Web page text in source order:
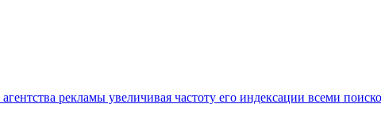
рекламы увеличивая частоту его индексации всеми